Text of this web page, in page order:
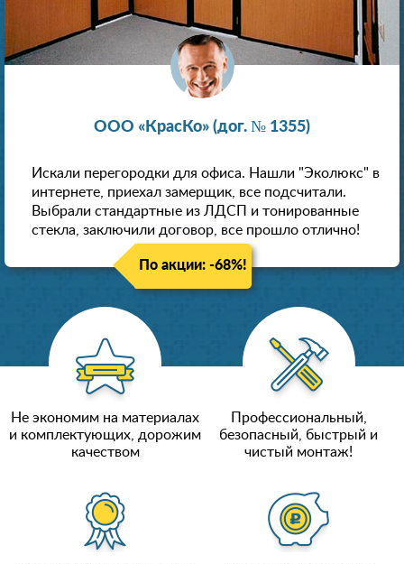
ООО «КрасКо» (дог. № 1355)
Искали перегородки для офиса. Нашли "Эколюкс" в
интернете, приехал замерщик, все подсчитали.
Выбрали стандартные из ЛДСП и тонированные
стекла, заключили договор, все прошло отлично!
По акции: -68%!
Не экономим на материалах
и комплектующих, дорожим
качеством
Профессиональный,
безопасный, быстрый и
чистый монтаж!